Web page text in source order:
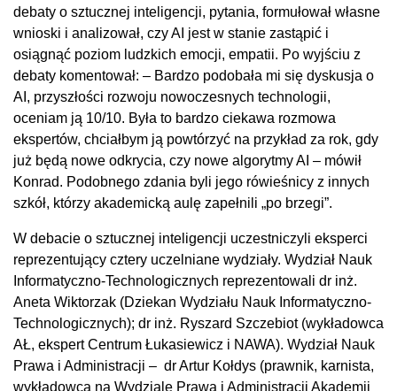
debaty o sztucznej inteligencji, pytania, formułował własne
wnioski i analizował, czy AI jest w stanie zastąpić i
osiągnąć poziom ludzkich emocji, empatii. Po wyjściu z
debaty komentował: – Bardzo podobała mi się dyskusja o
AI, przyszłości rozwoju nowoczesnych technologii,
oceniam ją 10/10. Była to bardzo ciekawa rozmowa
ekspertów, chciałbym ją powtórzyć na przykład za rok, gdy
już będą nowe odkrycia, czy nowe algorytmy AI – mówił
Konrad. Podobnego zdania byli jego rówieśnicy z innych
szkół, którzy akademicką aulę zapełnili „po brzegi”.
W debacie o sztucznej inteligencji uczestniczyli eksperci
reprezentujący cztery uczelniane wydziały. Wydział Nauk
Informatyczno-Technologicznych reprezentowali dr inż.
Aneta Wiktorzak (Dziekan Wydziału Nauk Informatyczno-
Technologicznych); dr inż. Ryszard Szczebiot (wykładowca
AŁ, ekspert Centrum Łukasiewicz i NAWA). Wydział Nauk
Prawa i Administracji – dr Artur Kołdys (prawnik, karnista,
wykładowca na Wydziale Prawa i Administracji Akademii